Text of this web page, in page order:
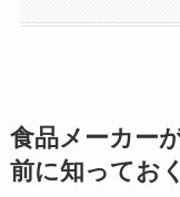
食品メーカー
前に知ってお